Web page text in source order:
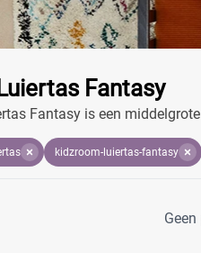
Fantasy
Fantasy is een
van baby's spullen.
kidzroom-luiertas-fantasy